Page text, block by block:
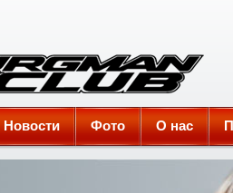
Новости Фото О нас